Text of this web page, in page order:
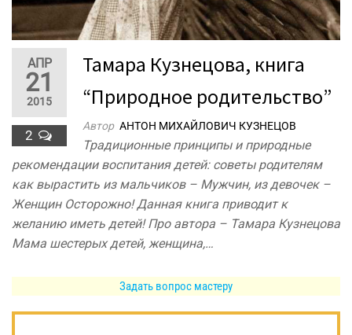
АПР
21
2015
2
Тамара Кузнецова, книга
“Природное родительство”
Автор АНТОН МИХАЙЛОВИЧ КУЗНЕЦОВ
Традиционные принципы и природные
рекомендации воспитания детей: советы родителям
как вырастить из мальчиков – Мужчин, из девочек –
Женщин Осторожно! Данная книга приводит к
желанию иметь детей! Про автора – Тамара Кузнецова
Мама шестерых детей, женщина,…
Задать вопрос мастеру